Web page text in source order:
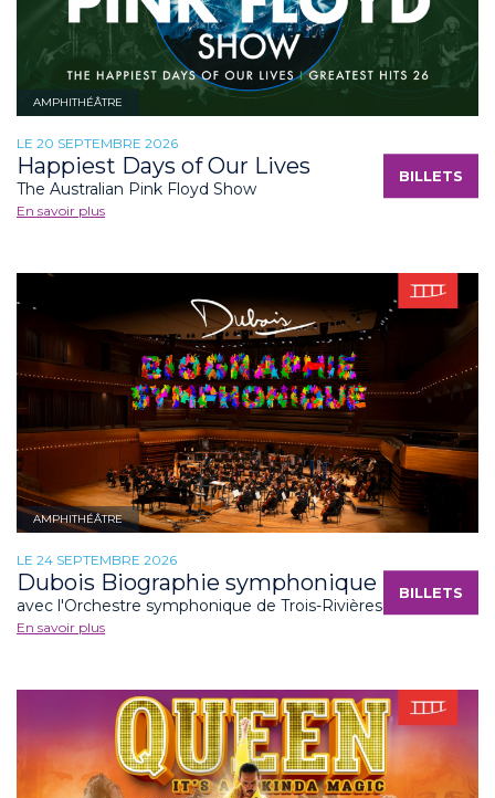
AMPHITHÉÂTRE
LE 20 SEPTEMBRE 2026
Happiest Days of Our Lives
The Australian Pink Floyd Show
En savoir plus
BILLETS
AMPHITHÉÂTRE
LE 24 SEPTEMBRE 2026
Dubois Biographie symphonique
avec l'Orchestre symphonique de Trois-Rivières
En savoir plus
BILLETS